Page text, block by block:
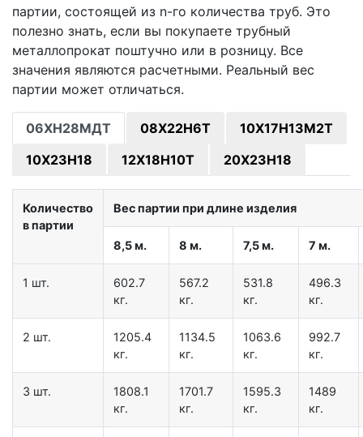
партии, состоящей из n-го количества труб. Это
полезно знать, если вы покупаете трубный
металлопрокат поштучно или в розницу. Все
значения являются расчетными. Реальный вес
партии может отличаться.
06ХН28МДТ 08Х22Н6Т
10Х17Н13М2Т
10Х23Н18
12Х18Н10Т 20Х23Н18
Количество
в партии
Вес партии при длине изделия
8,5 м. 8 м. 7,5 м. 7 м.
1 шт.
602.7
кг.
567.2
кг.
531.8
кг.
496.3
кг.
2 шт.
1205.4
кг.
1134.5
кг.
1063.6
кг.
992.7
кг.
3 шт.
1808.1
кг.
1701.7
кг.
1595.3
кг.
1489
кг.